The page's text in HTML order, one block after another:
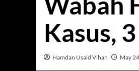
Kasus,
Hamdan Usaid Vihan May